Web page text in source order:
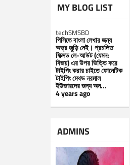
MY BLOG LIST
techSMSBD
পিসিতে বাংলা লেখার জন্য
অভ্র জুড়ি নেই। প্রচলিত
ফিক্সড লে-আউট (যেমন:
বিজয়) এর উপর ভিত্তি করে
টাইপিং করার চাইতে ফোনেটিক
টাইপিং মেথড নরমাল
ইউজারদের জন্য অন...
4 years ago
ADMINS